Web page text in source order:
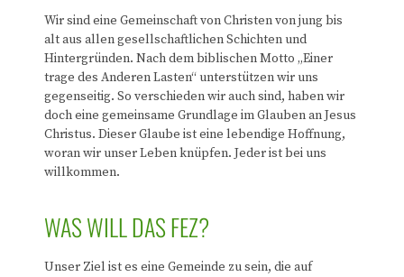
Wir sind eine Gemeinschaft von Christen von jung bis
alt aus allen gesellschaftlichen Schichten und
Hintergründen. Nach dem biblischen Motto „Einer
trage des Anderen Lasten“ unterstützen wir uns
gegenseitig. So verschieden wir auch sind, haben wir
doch eine gemeinsame Grundlage im Glauben an Jesus
Christus. Dieser Glaube ist eine lebendige Hoffnung,
woran wir unser Leben knüpfen. Jeder ist bei uns
willkommen.
WAS WILL DAS FEZ?
Unser Ziel ist es eine Gemeinde zu sein, die auf